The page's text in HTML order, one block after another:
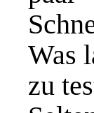
Was
zu